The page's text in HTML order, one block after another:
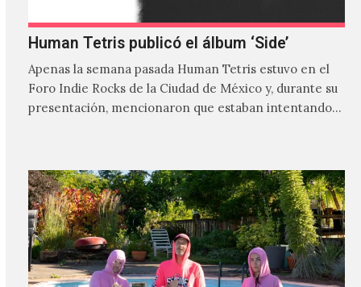
Human Tetris publicó el álbum ‘Side’
Apenas la semana pasada Human Tetris estuvo en el
Foro Indie Rocks de la Ciudad de México y, durante su
presentación, mencionaron que estaban intentando…